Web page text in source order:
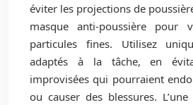
éviter les projections de
masque anti-poussière pour
particules fines. Utilisez
adaptés à la tâche, en
improvisées qui pourraient
ou causer des blessures.